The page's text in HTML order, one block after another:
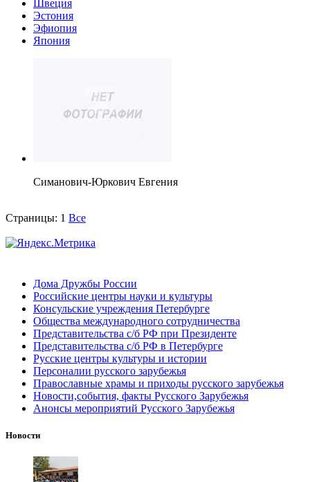
Швеция
Эстония
Эфиопия
Япония
Симанович-Юркович Евгения
Страницы: 1 Все
Дома Дружбы России
Российские центры науки и культуры
Консульские учреждения Петербурге
Общества международного сотрудничества
Представительства с/б РФ при Президенте
Представительства с/б РФ в Петербурге
Русские центры культуры и истории
Персоналии русского зарубежья
Православные храмы и приходы русского зарубежья
Новости,события, факты Русского Зарубежья
Анонсы мероприятий Русского Зарубежья
Новости